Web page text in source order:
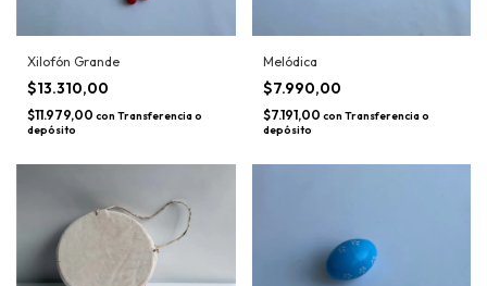
Xilofón Grande
$13.310,00
$11.979,00 con Transferencia o
depósito
Melódica
$7.990,00
$7.191,00 con Transferencia o
depósito